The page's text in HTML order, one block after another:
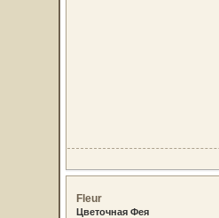
Fleur
Цветочная Фея